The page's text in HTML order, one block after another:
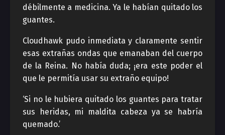
débilmente a medicina. Ya le habían quitado los
guantes.
Cloudhawk pudo inmediata y claramente sentir
esas extrañas ondas que emanaban del cuerpo
de la Reina. No había duda; ¡era este poder el
que le permitía usar su extraño equipo!
‘Si no le hubiera quitado los guantes para tratar
sus heridas, mi maldita cabeza ya se habría
quemado.’